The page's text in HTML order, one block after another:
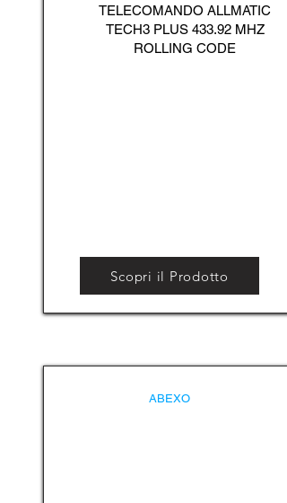
TELECOMANDO ALLMATIC
TECH3 PLUS 433.92 MHZ
ROLLING CODE
Scopri il Prodotto
ABEXO